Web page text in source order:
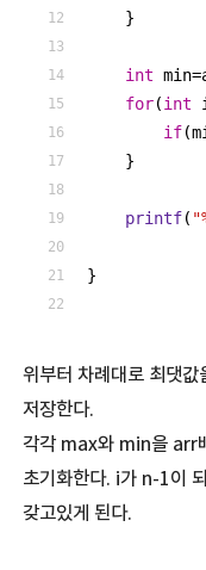
    }
int
for(int
if
    }
printf(
}
위부터 차례대로 최댓
저장한다.
각각 max와 min을 arr
초기화한다. i가 n-1이
갖고있게 된다.